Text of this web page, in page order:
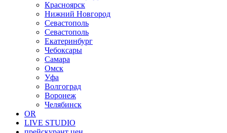
Красноярск
Нижний Новгород
Севастополь
Севастополь
Екатеринбург
Чебоксары
Самара
Омск
Уфа
Волгоград
Воронеж
Челябинск
OR
LIVE STUDIO